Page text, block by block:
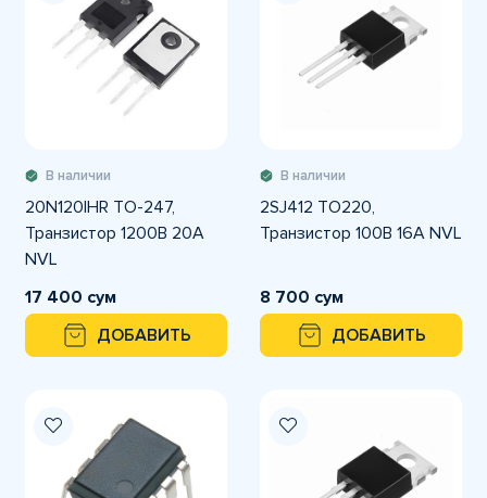
В наличии
20N120IHR TO-247,
Транзистор 1200В 20А
NVL
17 400 сум
ДОБАВИТЬ
В наличии
2SJ412 TO220,
Транзистор 100В 16А NVL
8 700 сум
ДОБАВИТЬ